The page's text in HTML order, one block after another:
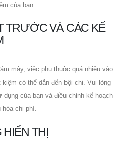
của bạn.
TRƯỚC VÀ CÁC KẾ
mây, việc phụ thuộc quá nhiều vào
có thể dẫn đến bội chi. Vui lòng
của bạn và điều chỉnh kế hoạch
chi phí.
HIỂN THỊ